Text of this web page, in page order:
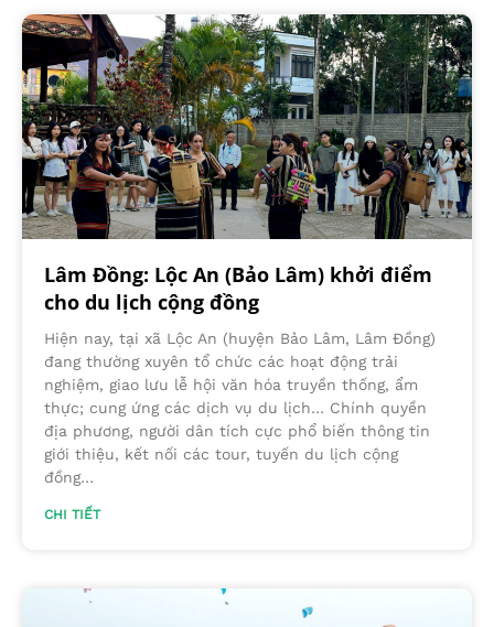
Lâm Đồng: Lộc An (Bảo Lâm) khởi điểm
cho du lịch cộng đồng
Hiện nay, tại xã Lộc An (huyện Bảo Lâm, Lâm Đồng)
đang thường xuyên tổ chức các hoạt động trải
nghiệm, giao lưu lễ hội văn hóa truyền thống, ẩm
thực; cung ứng các dịch vụ du lịch… Chính quyền
địa phương, người dân tích cực phổ biến thông tin
giới thiệu, kết nối các tour, tuyến du lịch cộng
đồng…
CHI TIẾT